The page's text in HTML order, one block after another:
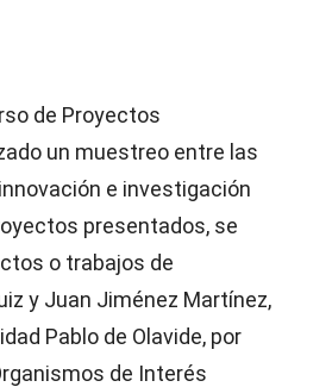
de Proyectos
un muestreo entre las
e investigación
presentados, se
o trabajos de
y Juan Jiménez Martínez,
Pablo de Olavide, por
de Interés